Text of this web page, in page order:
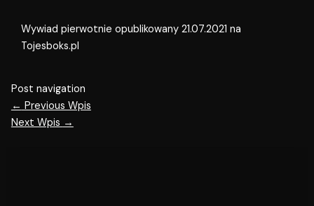
Wywiad pierwotnie opublikowany 21.07.2021 na
Tojesboks.pl
Post navigation
← Previous Wpis
Next Wpis →